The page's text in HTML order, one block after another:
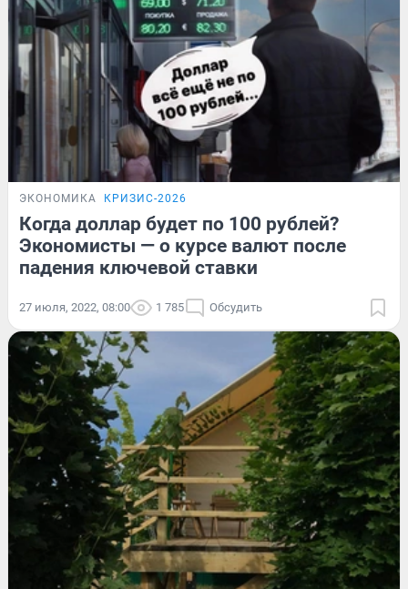
ЭКОНОМИКА КРИЗИС-2026
Когда доллар будет по 100 рублей?
Экономисты — о курсе валют после
падения ключевой ставки
27 июля, 2022, 08:00 1 785 Обсудить